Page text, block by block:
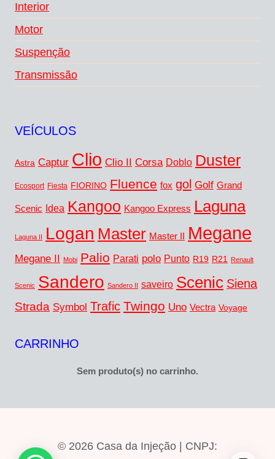
Interior
Motor
Suspenção
Transmissão
VEÍCULOS
Astra Captur Clio Clio II Corsa Doblo Duster
Ecosport Fiesta FIORINO Fluence fox gol Golf Grand
Scenic Idea Kangoo Kangoo Express Laguna
Laguna II Logan Master Master II Megane
Megane II Mobi Palio Parati polo Punto R19 R21 Renault
Scenic Sandero Sandero II saveiro Scenic Siena
Strada Symbol Trafic Twingo Uno Vectra Voyage
CARRINHO
Sem produto(s) no carrinho.
© 2026 Casa da Injeção | CNPJ: